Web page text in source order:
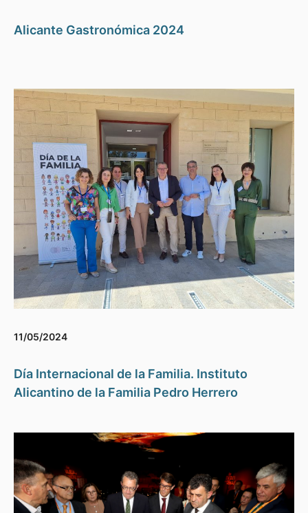
Alicante Gastronómica 2024
11/05/2024
Día Internacional de la Familia. Instituto
Alicantino de la Familia Pedro Herrero